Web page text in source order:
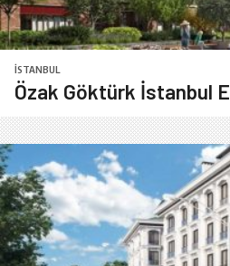
İSTANBUL
Özak Göktürk İstanbul